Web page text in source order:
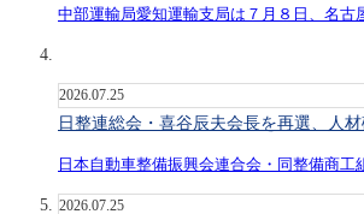
中部運輸局愛知運輸支局は７月８日、名古
2026.07.25
日整連総会・喜谷辰夫会長を再選、人
日本自動車整備振興会連合会・同整備商
2026.07.25